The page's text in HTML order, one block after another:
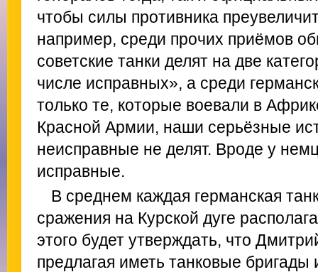
чтобы силы противника
например, среди прочих приёмов
советские танки делят на две
числе исправных», а среди
только те, которые воевали в
Красной Армии, наши серьёзные
неисправные не делят. Вроде у
исправные.
В среднем каждая германская
сражения на Курской дуге
этого будет утверждать, что
предлагая иметь танковые